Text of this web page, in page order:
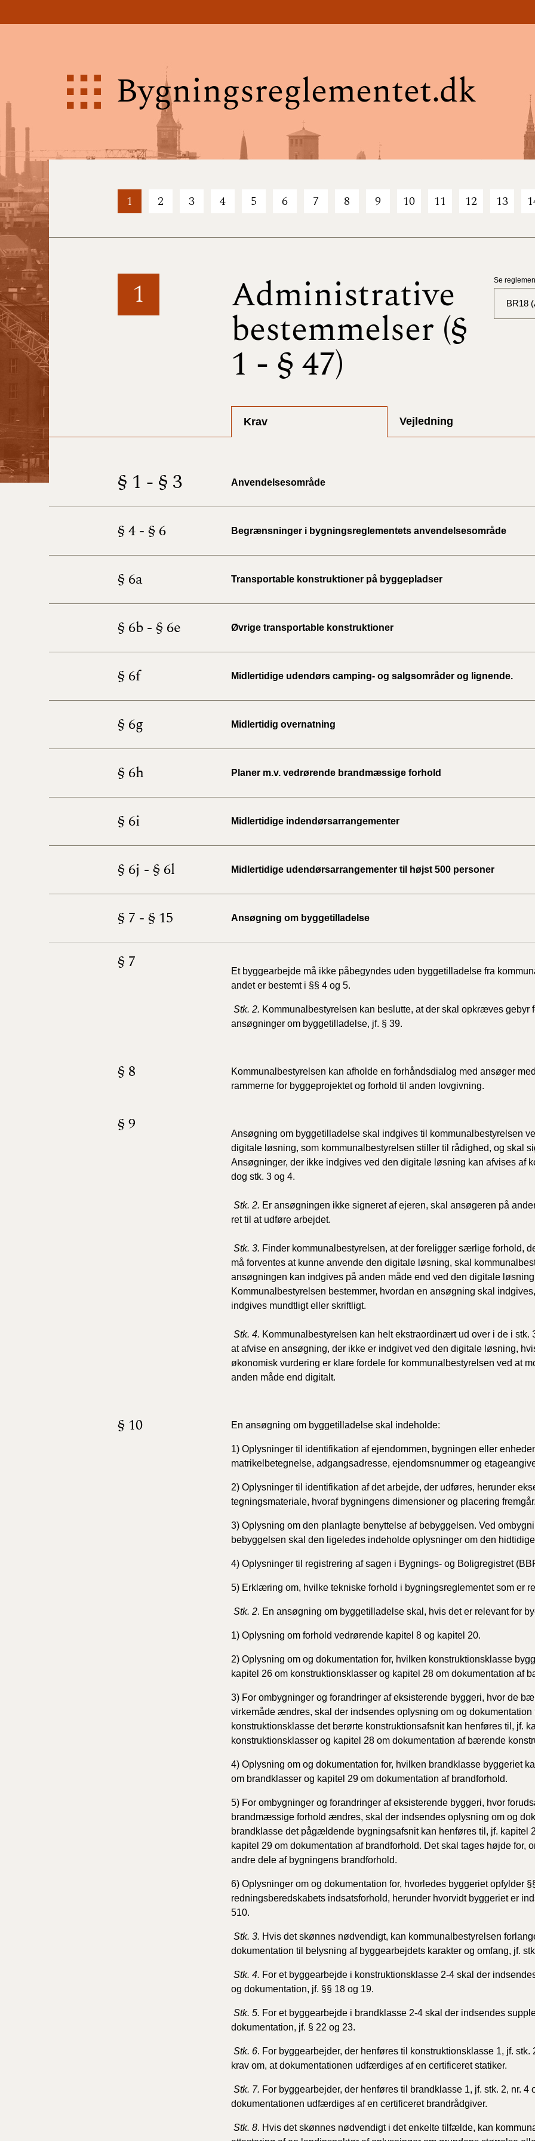
Bygningsreglementet.dk
1 2 3 4 5 6 7 8 9 10 11 12 13
1 Administrative
bestemmelser (§
1 - § 47)
Se
BR18
BR18
2023)
BR18
2021)
BR18
Krav Vejledning
§ 1 - § 3 Anvendelsesområde
§ 4 - § 6 Begrænsninger i bygningsreglementets anvendelsesområde
§ 6a Transportable konstruktioner på byggepladser
§ 6b - § 6e Øvrige transportable konstruktioner
§ 6f Midlertidige udendørs camping- og salgsområder og lignende.
§ 6g Midlertidig overnatning
§ 6h Planer m.v. vedrørende brandmæssige forhold
§ 6i Midlertidige indendørsarrangementer
§ 6j - § 6l Midlertidige udendørsarrangementer til højst 500 personer
§ 7 - § 15 Ansøgning om byggetilladelse
§ 7
Et byggearbejde må ikke påbegyndes uden byggetilladelse fra
andet er bestemt i §§ 4 og 5.
Stk. 2. Kommunalbestyrelsen kan beslutte, at der skal opkræves gebyr
ansøgninger om byggetilladelse, jf. § 39.
§ 8
Kommunalbestyrelsen kan afholde en forhåndsdialog med ansøger
rammerne for byggeprojektet og forhold til anden lovgivning.
§ 9
Ansøgning om byggetilladelse skal indgives til kommunalbestyrelsen
digitale løsning, som kommunalbestyrelsen stiller til rådighed, og skal
Ansøgninger, der ikke indgives ved den digitale løsning kan afvises af
dog stk. 3 og 4.
Stk. 2. Er ansøgningen ikke signeret af ejeren, skal ansøgeren på
ret til at udføre arbejdet.
Stk. 3. Finder kommunalbestyrelsen, at der foreligger særlige forhold,
må forventes at kunne anvende den digitale løsning, skal
ansøgningen kan indgives på anden måde end ved den digitale løsning
Kommunalbestyrelsen bestemmer, hvordan en ansøgning skal
indgives mundtligt eller skriftligt.
Stk. 4. Kommunalbestyrelsen kan helt ekstraordinært ud over i de i
at afvise en ansøgning, der ikke er indgivet ved den digitale løsning,
økonomisk vurdering er klare fordele for kommunalbestyrelsen ved at
anden måde end digitalt.
§ 10 En ansøgning om byggetilladelse skal indeholde:
1) Oplysninger til identifikation af ejendommen, bygningen eller
matrikelbetegnelse, adgangsadresse, ejendomsnummer og
2) Oplysninger til identifikation af det arbejde, der udføres, herunder
tegningsmateriale, hvoraf bygningens dimensioner og placering fremgår.
3) Oplysning om den planlagte benyttelse af bebyggelsen. Ved
bebyggelsen skal den ligeledes indeholde oplysninger om den
4) Oplysninger til registrering af sagen i Bygnings- og Boligregistret
5) Erklæring om, hvilke tekniske forhold i bygningsreglementet som er
Stk. 2. En ansøgning om byggetilladelse skal, hvis det er relevant for
1) Oplysning om forhold vedrørende kapitel 8 og kapitel 20.
2) Oplysning om og dokumentation for, hvilken konstruktionsklasse
kapitel 26 om konstruktionsklasser og kapitel 28 om dokumentation af
3) For ombygninger og forandringer af eksisterende byggeri, hvor de
virkemåde ændres, skal der indsendes oplysning om og dokumentation
konstruktionsklasse det berørte konstruktionsafsnit kan henføres til, jf.
konstruktionsklasser og kapitel 28 om dokumentation af bærende
4) Oplysning om og dokumentation for, hvilken brandklasse byggeriet
om brandklasser og kapitel 29 om dokumentation af brandforhold.
5) For ombygninger og forandringer af eksisterende byggeri, hvor
brandmæssige forhold ændres, skal der indsendes oplysning om og
brandklasse det pågældende bygningsafsnit kan henføres til, jf. kapitel
kapitel 29 om dokumentation af brandforhold. Det skal tages højde for,
andre dele af bygningens brandforhold.
6) Oplysninger om og dokumentation for, hvorledes byggeriet opfylder
redningsberedskabets indsatsforhold, herunder hvorvidt byggeriet er
510.
Stk. 3. Hvis det skønnes nødvendigt, kan kommunalbestyrelsen
dokumentation til belysning af byggearbejdets karakter og omfang, jf.
Stk. 4. For et byggearbejde i konstruktionsklasse 2-4 skal der
og dokumentation, jf. §§ 18 og 19.
Stk. 5. For et byggearbejde i brandklasse 2-4 skal der indsendes
dokumentation, jf. § 22 og 23.
Stk. 6. For byggearbejder, der henføres til konstruktionsklasse 1, jf. stk.
krav om, at dokumentationen udfærdiges af en certificeret statiker.
Stk. 7. For byggearbejder, der henføres til brandklasse 1, jf. stk. 2, nr. 4
dokumentationen udfærdiges af en certificeret brandrådgiver.
Stk. 8. Hvis det skønnes nødvendigt i det enkelte tilfælde, kan